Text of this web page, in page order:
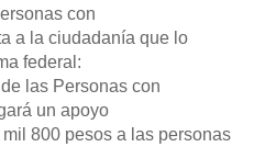
con
a la ciudadanía que lo
federal:
las Personas con
un apoyo
800 pesos a las personas